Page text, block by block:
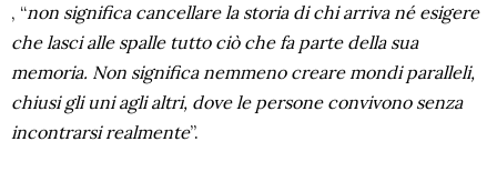
, “non significa cancellare la storia di chi arriva né esigere
che lasci alle spalle tutto ciò che fa parte della sua
memoria. Non significa nemmeno creare mondi paralleli,
chiusi gli uni agli altri, dove le persone convivono senza
incontrarsi realmente”.